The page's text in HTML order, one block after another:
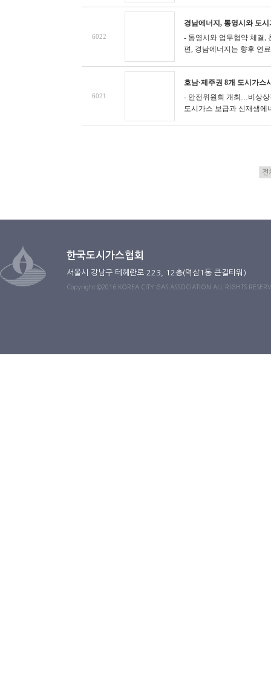
6022
경남에너지, 통영시와 도
- 통영시와 업무협약 체결,
편, 경남에너지는 향후 연
6021
호남·제주권 8개 도시가스
- 안전위원회 개최…비상
도시가스 보급과 신재생에
한국도시가스협회
서울시 강남구 테헤란로 223, 12층(역삼1동 큰길타워)
Copyright ©2016 KOREA CITY GAS ASSOCIATION ALL RIGHTS